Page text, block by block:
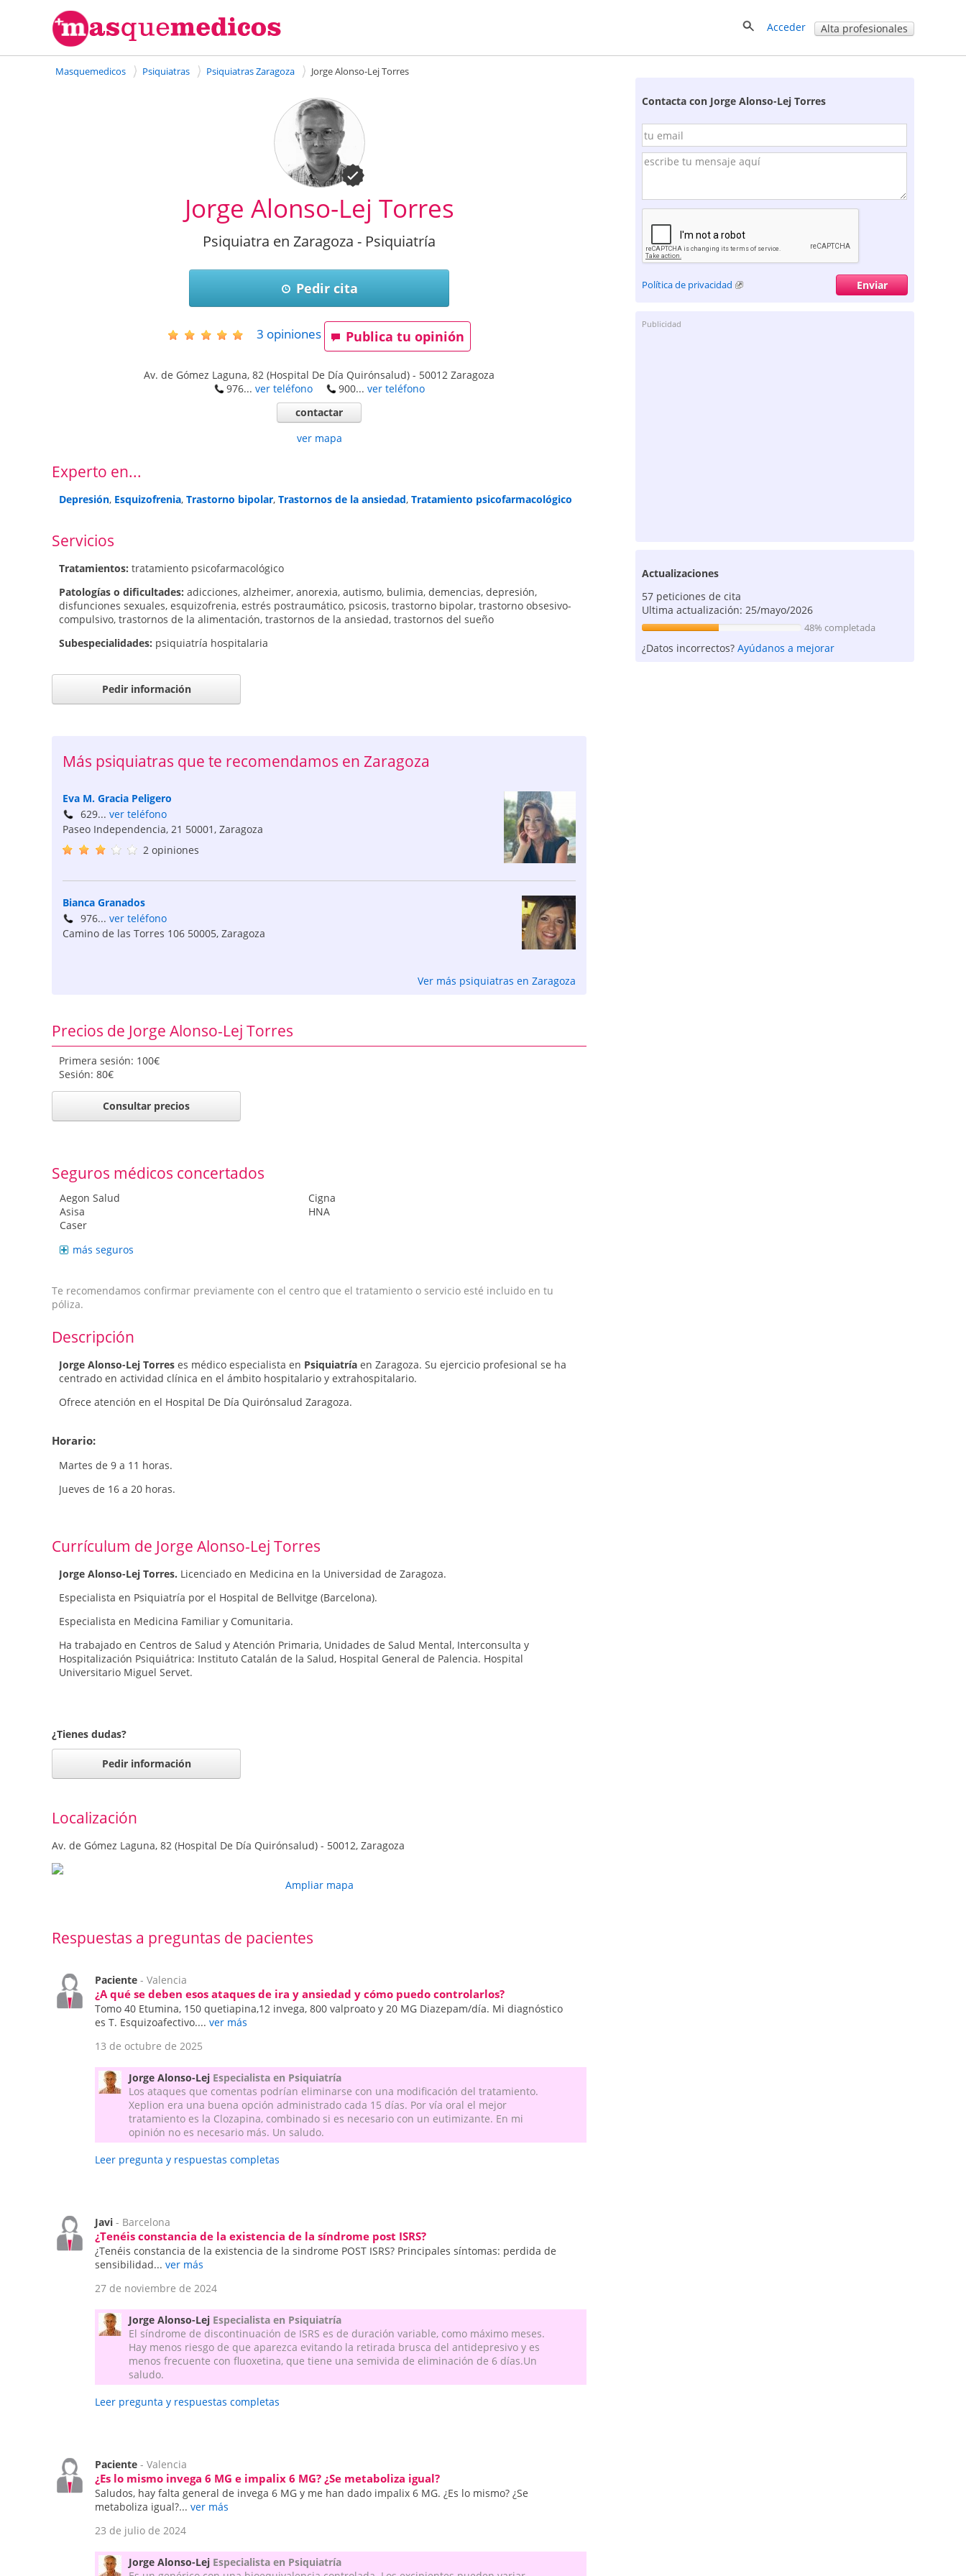
Acceder Alta profesionales
Masquemedicos Psiquiatras Psiquiatras Zaragoza Jorge Alonso-Lej Torres
Jorge Alonso-Lej Torres
Psiquiatra en Zaragoza - Psiquiatría
Pedir cita
3 opiniones Publica tu opinión
Av. de Gómez Laguna, 82 (Hospital De Día Quirónsalud) - 50012 Zaragoza
976... ver teléfono 900... ver teléfono
contactar
ver mapa
Experto en...
Depresión, Esquizofrenia, Trastorno bipolar, Trastornos de la ansiedad, Tratamiento psicofarmacológico
Servicios
Tratamientos: tratamiento psicofarmacológico
Patologí­as o dificultades: adicciones, alzheimer, anorexia, autismo, bulimia, demencias, depresión,
disfunciones sexuales, esquizofrenia, estrés postraumático, psicosis, trastorno bipolar, trastorno obsesivo-
compulsivo, trastornos de la alimentación, trastornos de la ansiedad, trastornos del sueño
Subespecialidades: psiquiatría hospitalaria
Pedir información
Más psiquiatras que te recomendamos en Zaragoza
Eva M. Gracia Peligero
629... ver teléfono
Paseo Independencia, 21 50001, Zaragoza
2 opiniones
Bianca Granados
976... ver teléfono
Camino de las Torres 106 50005, Zaragoza
Ver más psiquiatras en Zaragoza
Precios de Jorge Alonso-Lej Torres
Primera sesión: 100€
Sesión: 80€
Consultar precios
Seguros médicos concertados
Aegon Salud
Asisa
Caser
Cigna
HNA
más seguros
Te recomendamos confirmar previamente con el centro que el tratamiento o servicio esté incluido en tu
póliza.
Descripción
Jorge Alonso-Lej Torres es médico especialista en Psiquiatría en Zaragoza. Su ejercicio profesional se ha
centrado en actividad clínica en el ámbito hospitalario y extrahospitalario.
Ofrece atención en el Hospital De Día Quirónsalud Zaragoza.
Horario:
Martes de 9 a 11 horas.
Jueves de 16 a 20 horas.
Currículum de Jorge Alonso-Lej Torres
Jorge Alonso-Lej Torres. Licenciado en Medicina en la Universidad de Zaragoza.
Especialista en Psiquiatría por el Hospital de Bellvitge (Barcelona).
Especialista en Medicina Familiar y Comunitaria.
Ha trabajado en Centros de Salud y Atención Primaria, Unidades de Salud Mental, Interconsulta y
Hospitalización Psiquiátrica: Instituto Catalán de la Salud, Hospital General de Palencia. Hospital
Universitario Miguel Servet.
¿Tienes dudas?
Pedir información
Localización
Av. de Gómez Laguna, 82 (Hospital De Día Quirónsalud) - 50012, Zaragoza
Ampliar mapa
Respuestas a preguntas de pacientes
Paciente - Valencia
¿A qué se deben esos ataques de ira y ansiedad y cómo puedo controlarlos?
Tomo 40 Etumina, 150 quetiapina,12 invega, 800 valproato y 20 MG Diazepam/día. Mi diagnóstico
es T. Esquizoafectivo.... ver más
13 de octubre de 2025
Jorge Alonso-Lej Especialista en Psiquiatría
Los ataques que comentas podrían eliminarse con una modificación del tratamiento.
Xeplion era una buena opción administrado cada 15 días. Por vía oral el mejor
tratamiento es la Clozapina, combinado si es necesario con un eutimizante. En mi
opinión no es necesario más. Un saludo.
Leer pregunta y respuestas completas
Javi - Barcelona
¿Tenéis constancia de la existencia de la síndrome post ISRS?
¿Tenéis constancia de la existencia de la sindrome POST ISRS? Principales síntomas: perdida de
sensibilidad... ver más
27 de noviembre de 2024
Jorge Alonso-Lej Especialista en Psiquiatría
El síndrome de discontinuación de ISRS es de duración variable, como máximo meses.
Hay menos riesgo de que aparezca evitando la retirada brusca del antidepresivo y es
menos frecuente con fluoxetina, que tiene una semivida de eliminación de 6 días.Un
saludo.
Leer pregunta y respuestas completas
Paciente - Valencia
¿Es lo mismo invega 6 MG e impalix 6 MG? ¿Se metaboliza igual?
Saludos, hay falta general de invega 6 MG y me han dado impalix 6 MG. ¿Es lo mismo? ¿Se
metaboliza igual?... ver más
23 de julio de 2024
Jorge Alonso-Lej Especialista en Psiquiatría
Contacta con Jorge Alonso-Lej Torres
Política de privacidad
Publicidad
Actualizaciones
57 peticiones de cita
Ultima actualización: 25/mayo/2026
48% completada
¿Datos incorrectos?Ayúdanos a mejorar